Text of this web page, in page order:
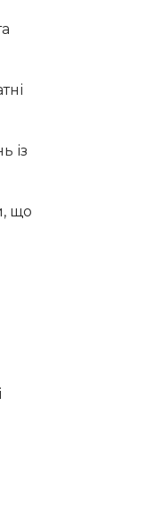
із
що